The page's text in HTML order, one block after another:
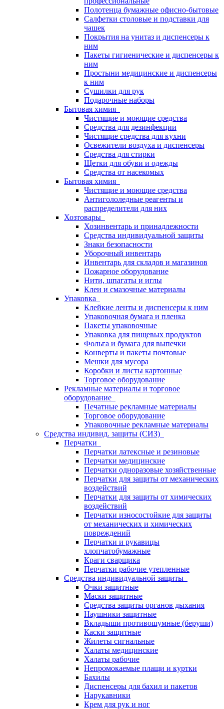
Полотенца бумажные офисно-бытовые
Салфетки столовые и подставки для
чашек
Покрытия на унитаз и диспенсеры к
ним
Пакеты гигиенические и диспенсеры к
ним
Простыни медицинские и диспенсеры
к ним
Сушилки для рук
Подарочные наборы
Бытовая химия
Чистящие и моющие средства
Средства для дезинфекции
Чистящие средства для кухни
Освежители воздуха и диспенсеры
Средства для стирки
Щетки для обуви и одежды
Средства от насекомых
Бытовая химия
Чистящие и моющие средства
Антигололедные реагенты и
распределители для них
Хозтовары
Хозинвентарь и принадлежности
Средства индивидуальной защиты
Знаки безопасности
Уборочный инвентарь
Инвентарь для складов и магазинов
Пожарное оборудование
Нити, шпагаты и иглы
Клеи и смазочные материалы
Упаковка
Клейкие ленты и диспенсеры к ним
Упаковочная бумага и пленка
Пакеты упаковочные
Упаковка для пищевых продуктов
Фольга и бумага для выпечки
Конверты и пакеты почтовые
Мешки для мусора
Коробки и листы картонные
Торговое оборудование
Рекламные материалы и торговое
оборудование
Печатные рекламные материалы
Торговое оборудование
Упаковочные рекламные материалы
Средства индивид. защиты (СИЗ)
Перчатки
Перчатки латексные и резиновые
Перчатки медицинские
Перчатки одноразовые хозяйственные
Перчатки для защиты от механических
воздействий
Перчатки для защиты от химических
воздействий
Перчатки износостойкие для защиты
от механических и химических
повреждений
Перчатки и рукавицы
хлопчатобумажные
Краги сварщика
Перчатки рабочие утепленные
Средства индивидуальной защиты
Очки защитные
Маски защитные
Средства защиты органов дыхания
Наушники защитные
Вкладыши противошумные (беруши)
Каски защитные
Жилеты сигнальные
Халаты медицинские
Халаты рабочие
Непромокаемые плащи и куртки
Бахилы
Диспенсеры для бахил и пакетов
Нарукавники
Крем для рук и ног